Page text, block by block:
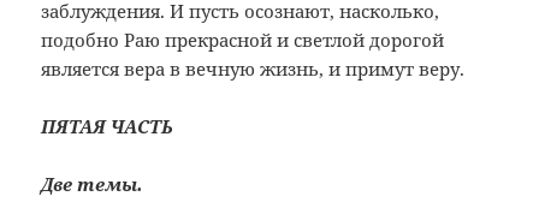
заблуждения. И пусть осознают, насколько,
подобно Раю прекрасной и светлой дорогой
является вера в вечную жизнь, и примут веру.
ПЯТАЯ ЧАСТЬ
Две темы.